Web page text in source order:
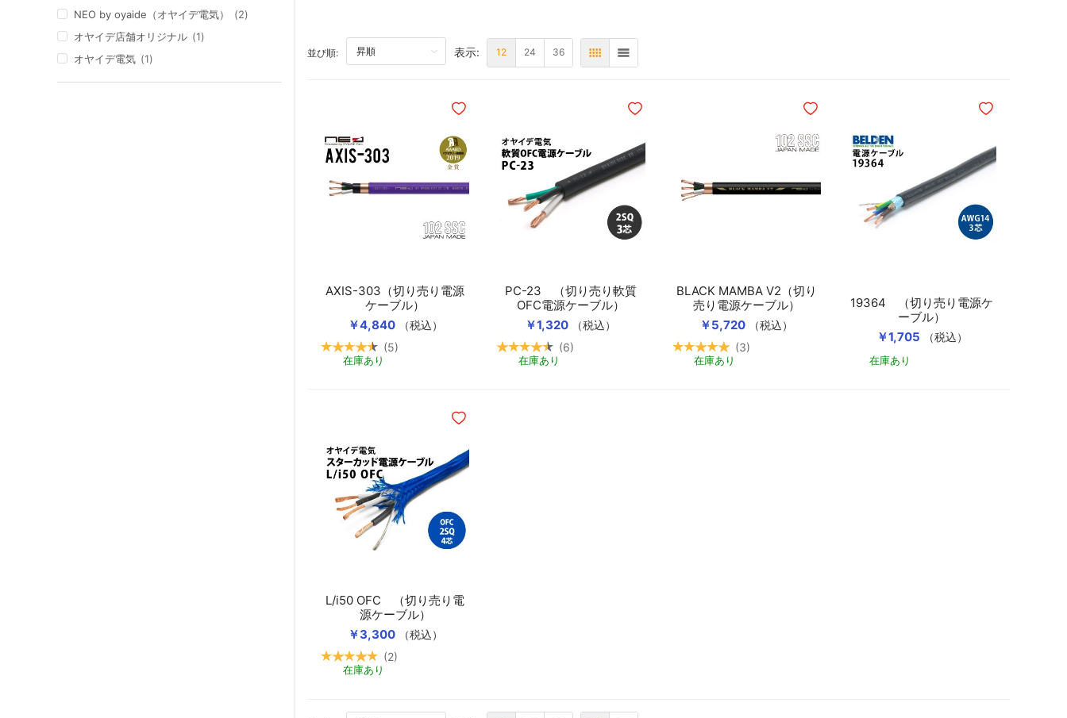
NEO by oyaide（オヤイデ電気）
2
オヤイデ店舗オリジナル
1
オヤイデ電気
1
並び順:TOP 表示: 12 24 36 表 リスト
￥4,840 （税込）
AXIS-303（切り売り電源
ケーブル）
5
在庫あり カートに入れる
ほしいものリストに追加
￥1,320 （税込）
PC-23 （切り売り軟質
OFC電源ケーブル）
6
在庫あり カートに入れる
ほしいものリストに追加
￥5,720 （税込）
BLACK MAMBA V2（切り
売り電源ケーブル）
3
在庫あり
ほしいものリストに追加
￥1,705 （税込）
19364 （切り売り電源ケ
ーブル）
在庫あり
ほしいものリスト
￥3,300 （税込）
L/i50 OFC （切り売り電
源ケーブル）
2
在庫あり
ほしいものリストに追加